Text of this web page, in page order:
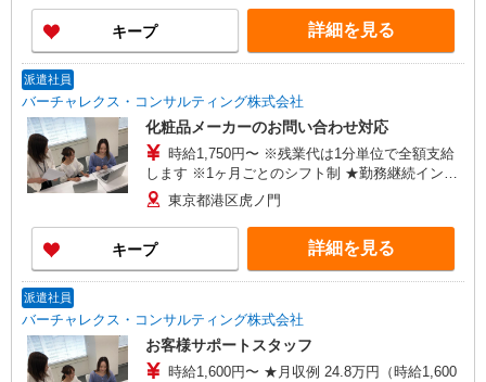
万円 ・30代：年収430万円 ・40代：年収460万円
・50代：年収530万円
へ配属となります。 ※配属時期は入社後約6カ
月〜2年程度を予定 ・東京慈恵会医科大学附属病
院（東京都港区西新橋3丁目19-18） ・東京慈恵会
目41-2） ・東京慈恵会医科大学西部医療センター
（東京都狛江市和泉本町4丁目11-1） ・東京慈恵
会医科大学附属柏病院（千葉県柏市柏下163番地
1）
キープ 詳細を見る
派遣社員
バーチャレクス・コンサルティング株式会社
化粧品メーカーのお問い合わせ対応
時給1,750円〜 ※残業代は1分単位で全額支給
します ※1ヶ月ごとのシフト制 ★勤務継続インセ
ンティブ7万円支給♪（当社規定あり） ※入社月含
む6か月継続勤務するとインセンティブが支給され
ます！ ＜収入例＞ 1750円×7h×週5(20日)＝
245,000円
東京都港区虎ノ門
キープ 詳細を見る
派遣社員
バーチャレクス・コンサルティング株式会社
お客様サポートスタッフ
時給1,600円〜 ★月収例 24.8万円（時給1,600